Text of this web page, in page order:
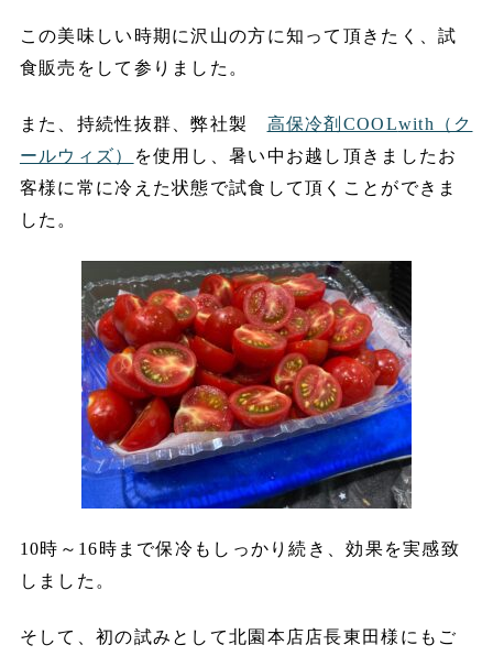
この美味しい時期に沢山の方に知って頂きたく、試
食販売をして参りました。
また、持続性抜群、弊社製 高保冷剤COOLwith（ク
ールウィズ）
を使用し、暑い中お越し頂きましたお
客様に常に冷えた状態で試食して頂くことができま
した。
10時～16時まで保冷もしっかり続き、効果を実感致
しました。
そして、初の試みとして北園本店店長東田様にもご